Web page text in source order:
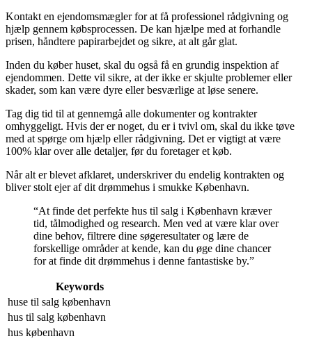
Kontakt en ejendomsmægler for at få professionel rådgivning og
hjælp gennem købsprocessen. De kan hjælpe med at forhandle
prisen, håndtere papirarbejdet og sikre, at alt går glat.
Inden du køber huset, skal du også få en grundig inspektion af
ejendommen. Dette vil sikre, at der ikke er skjulte problemer eller
skader, som kan være dyre eller besværlige at løse senere.
Tag dig tid til at gennemgå alle dokumenter og kontrakter
omhyggeligt. Hvis der er noget, du er i tvivl om, skal du ikke tøve
med at spørge om hjælp eller rådgivning. Det er vigtigt at være
100% klar over alle detaljer, før du foretager et køb.
Når alt er blevet afklaret, underskriver du endelig kontrakten og
bliver stolt ejer af dit drømmehus i smukke København.
“At finde det perfekte hus til salg i København kræver
tid, tålmodighed og research. Men ved at være klar over
dine behov, filtrere dine søgeresultater og lære de
forskellige områder at kende, kan du øge dine chancer
for at finde dit drømmehus i denne fantastiske by.”
Keywords
huse til salg københavn
hus til salg københavn
hus københavn